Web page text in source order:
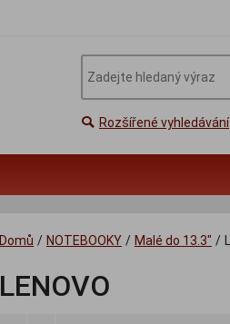
Rozšířené vyhledávání
Domů / NOTEBOOKY / Malé do 13.3" /
LENOVO